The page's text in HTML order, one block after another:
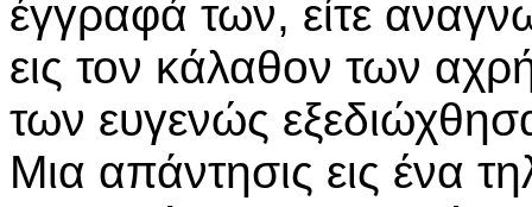
έγγραφά των, είτε
εις τον κάλαθον των
των ευγενώς
Μια απάντησις εις ένα